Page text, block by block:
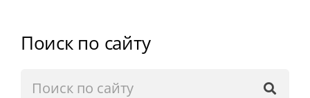
Поиск по сайту